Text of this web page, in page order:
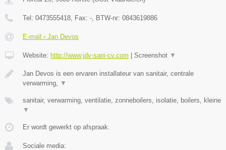
Tel: 0473555418 , Fax: - , BTW-nr: 0843619886
E-mail › Jan Devos
Website: http://www.jdv-sani-cv.com Screenshot ▼
Jan Devos is een ervaren installateur van sanitair, centrale
verwarming,
▼
sanitair, verwarming, ventilatie, zonneboilers, isolatie, boilers, kleine
▼
Er wordt gewerkt op afspraak.
Sociale media: